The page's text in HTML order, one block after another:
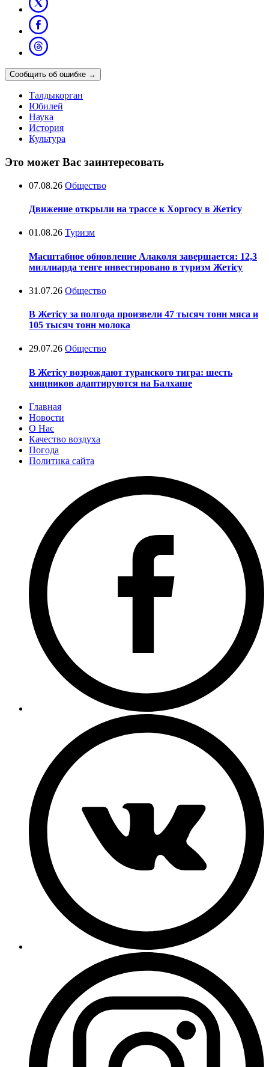
Сообщить об ошибке →
Талдыкорган
Юбилей
Наука
История
Культура
Это может Вас заинтересовать
07.08.26 Общество
Движение открыли на трассе к Хоргосу в Жетісу
01.08.26 Туризм
Масштабное обновление Алаколя завершается: 12,3
миллиарда тенге инвестировано в туризм Жетісу
31.07.26 Общество
В Жетісу за полгода произвели 47 тысяч тонн мяса и
105 тысяч тонн молока
29.07.26 Общество
В Жетісу возрождают туранского тигра: шесть
хищников адаптируются на Балхаше
Главная
Новости
О Нас
Качество воздуха
Погода
Политика сайта